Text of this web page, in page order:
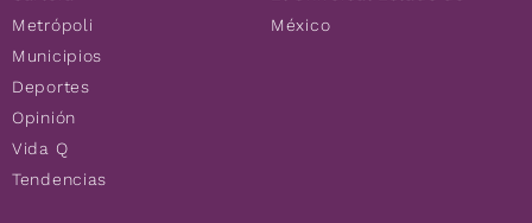
Metrópoli
Municipios
Deportes
Opinión
Vida Q
Tendencias
México